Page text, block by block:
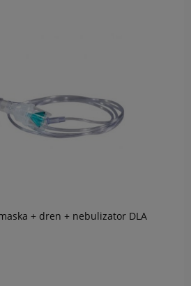
+ dren + nebulizator DLA